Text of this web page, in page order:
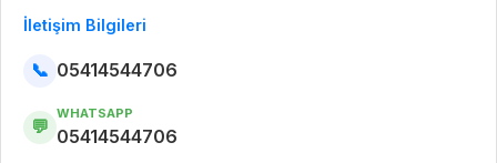
İletişim Bilgileri
📞 05414544706
💬
WHATSAPP
05414544706